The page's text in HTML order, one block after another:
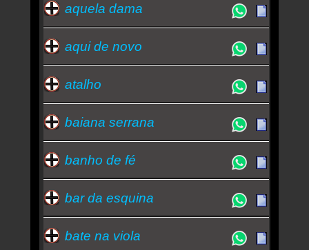
aquela dama
aqui de novo
atalho
baiana serrana
banho de fé
bar da esquina
bate na viola